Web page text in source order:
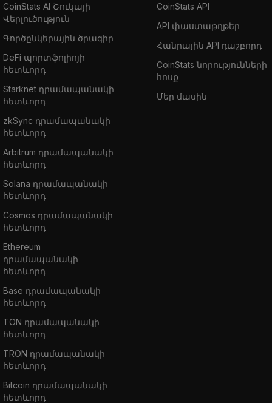
CoinStats AI Շուկայի
Վերլուծություն
Գործընկերային ծրագիր
DeFi պորտֆոլիոյի
հետևորդ
Starknet դրամապանակի
հետևորդ
zkSync դրամապանակի
հետևորդ
Arbitrum դրամապանակի
հետևորդ
Solana դրամապանակի
հետևորդ
Cosmos դրամապանակի
հետևորդ
Ethereum
դրամապանակի
հետևորդ
Base դրամապանակի
հետևորդ
TON դրամապանակի
հետևորդ
TRON դրամապանակի
հետևորդ
Bitcoin դրամապանակի
հետևորդ
CoinStats API
API փաստաթղթեր
Հանրային API դաշբորդ
CoinStats նորությունների
հոսք
Մեր մասին